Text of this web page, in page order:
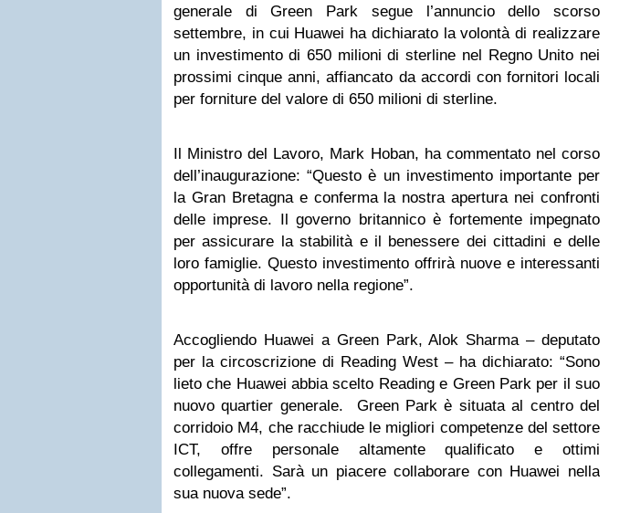
generale di Green Park segue l’annuncio dello scorso
settembre, in cui Huawei ha dichiarato la volontà di realizzare
un investimento di 650 milioni di sterline nel Regno Unito nei
prossimi cinque anni, affiancato da accordi con fornitori locali
per forniture del valore di 650 milioni di sterline.
Il Ministro del Lavoro, Mark Hoban, ha commentato nel corso
dell’inaugurazione: “Questo è un investimento importante per
la Gran Bretagna e conferma la nostra apertura nei confronti
delle imprese. Il governo britannico è fortemente impegnato
per assicurare la stabilità e il benessere dei cittadini e delle
loro famiglie. Questo investimento offrirà nuove e interessanti
opportunità di lavoro nella regione”.
Accogliendo Huawei a Green Park, Alok Sharma – deputato
per la circoscrizione di Reading West – ha dichiarato: “Sono
lieto che Huawei abbia scelto Reading e Green Park per il suo
nuovo quartier generale. Green Park è situata al centro del
corridoio M4, che racchiude le migliori competenze del settore
ICT, offre personale altamente qualificato e ottimi
collegamenti. Sarà un piacere collaborare con Huawei nella
sua nuova sede”.